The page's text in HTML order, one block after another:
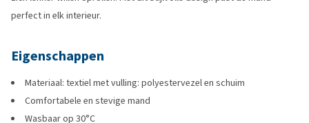
perfect in elk interieur.
Eigenschappen
Materiaal: textiel met vulling: polyestervezel en schuim
Comfortabele en stevige mand
Wasbaar op 30°C